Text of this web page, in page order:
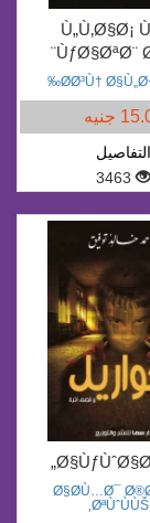
Ù„Ù‚Ø§Ø¡
ÙƒØ§ØªØ¨
Ø­Ø³Ù†
جنيه
التفاصيل
3463
Ø§Ø­Ù…Ø¯